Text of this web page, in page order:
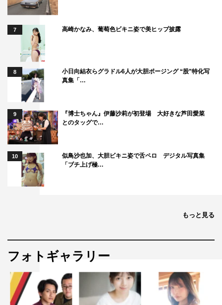
った気分を味わえました！ あまちゃんの撮影をする前
めに基本のステップとかを学びました。ダンスって難しい
んだなって思いました。
――モデル、ラジオ、女優と大忙しの優希さんですが、将
来はどんなお仕事をしたいですか？
たり、笑顔になれるような女優さんになれるように頑張っ
ています。演じるって楽しいんです。最初はできなくて練
き、達成感があるんです。昔から、将来は女優か警察関係
に就くのが夢だったので、女優さんになって警察官の役を
優希美青
ゆうき・み
お…1999年
4月5日生ま
7 高崎かなみ、葡萄色ビキニ姿で美ヒップ披露
8
小日向結衣らグラドル6人が大胆ポージング “股”特化写
真集「…
9
『博士ちゃん』伊藤沙莉が初登場 大好きな芦田愛菜
とのタッグで…
10
似鳥沙也加、大胆ビキニ姿で舌ペロ デジタル写真集
「ブチ上げ極…
もっと見る
フォトギャラリー